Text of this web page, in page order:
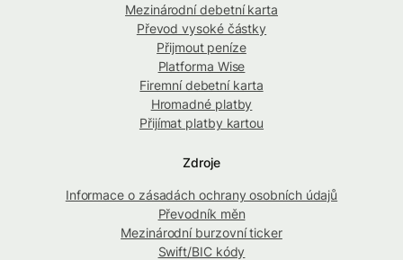
Mezinárodní debetní karta
Převod vysoké částky
Přijmout peníze
Platforma Wise
Firemní debetní karta
Hromadné platby
Přijímat platby kartou
Zdroje
Informace o zásadách ochrany osobních údajů
Převodník měn
Mezinárodní burzovní ticker
Swift/BIC kódy